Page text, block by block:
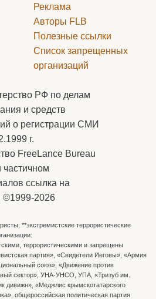
Реклама
Авторы FLB
Полезные ссылки
Список запрещенных
организаций
РФ по делам
и средств
о регистрации СМИ
г.
FreeLance Bureau
ссылка на
©1999-2026
**экстремистские террористические
террористическими и запрещены
партия», «Свидетели Иеговы», «Армия
союз», «Движение против
сектор», УНА-УНСО, УПА, «Тризуб им.
дивижн», «Меджлис крымскотатарского
общероссийская политическая партия